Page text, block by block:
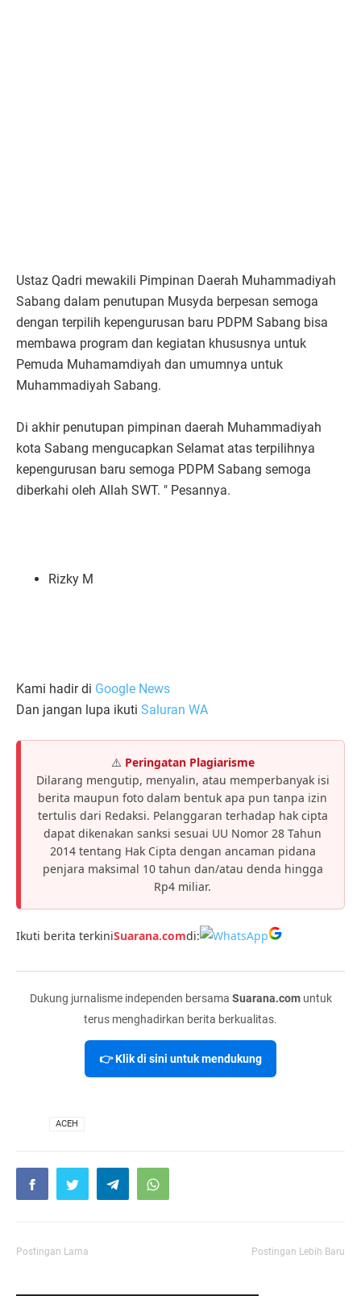
Ustaz Qadri mewakili Pimpinan Daerah Muhammadiyah
Sabang dalam penutupan Musyda berpesan semoga
dengan terpilih kepengurusan baru PDPM Sabang bisa
membawa program dan kegiatan khususnya untuk
Pemuda Muhamamdiyah dan umumnya untuk
Muhammadiyah Sabang.
Di akhir penutupan pimpinan daerah Muhammadiyah
kota Sabang mengucapkan Selamat atas terpilihnya
kepengurusan baru semoga PDPM Sabang semoga
diberkahi oleh Allah SWT. " Pesannya.
Rizky M
Kami hadir di Google News
Dan jangan lupa ikuti Saluran WA
⚠️ Peringatan Plagiarisme
Dilarang mengutip, menyalin, atau memperbanyak isi
berita maupun foto dalam bentuk apa pun tanpa izin
tertulis dari Redaksi. Pelanggaran terhadap hak cipta
dapat dikenakan sanksi sesuai UU Nomor 28 Tahun
2014 tentang Hak Cipta dengan ancaman pidana
penjara maksimal 10 tahun dan/atau denda hingga
Rp4 miliar.
Ikuti berita terkiniSuarana.comdi:
Dukung jurnalisme independen bersama Suarana.comuntuk
terus menghadirkan berita berkualitas.
👉 Klik di sini untuk mendukung
ACEH
Postingan Lama Postingan Lebih Baru